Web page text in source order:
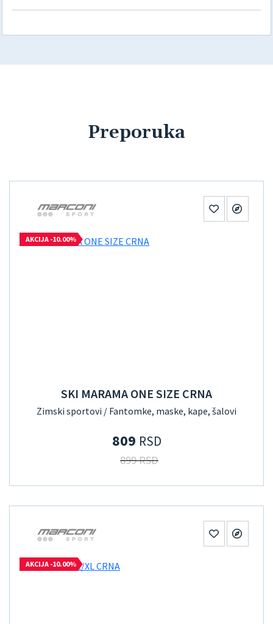
Preporuka
AKCIJA -10.00%
SKI MARAMA ONE SIZE CRNA
Zimski sportovi / Fantomke, maske, kape, šalovi
809 RSD
899 RSD
AKCIJA -10.00%